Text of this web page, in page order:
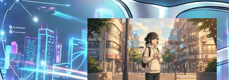
2025年6月12日15:00